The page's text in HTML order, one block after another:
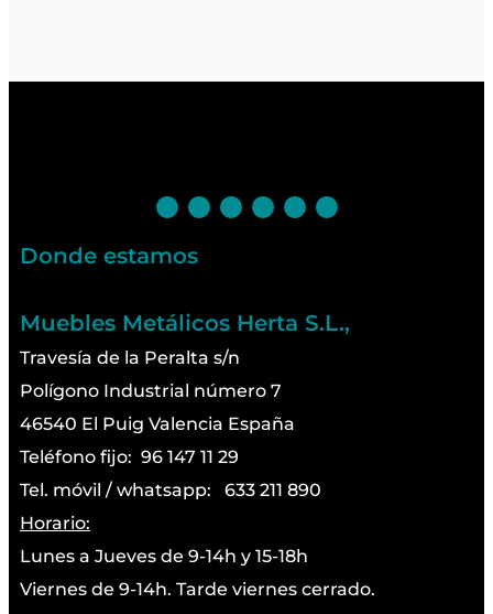
Donde estamos
Muebles Metálicos Herta S.L.,
Travesía de la Peralta s/n
Polígono Industrial número 7
46540 El Puig Valencia España
Teléfono fijo: 96 147 11 29
Tel. móvil / whatsapp: 633 211 890
Horario:
Lunes a Jueves de 9-14h y 15-18h
Viernes de 9-14h. Tarde viernes cerrado.